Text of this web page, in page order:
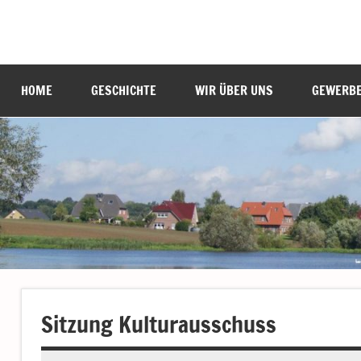
Labenz
Gemeinde
stellt
HOME GESCHICHTE WIR ÜBER UNS
Sitzung Kulturausschuss